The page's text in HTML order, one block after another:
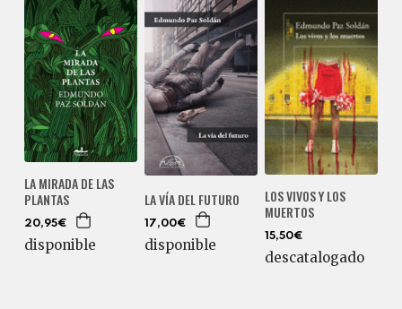
LA MIRADA DE LAS
PLANTAS
20,95€
disponible
LA VÍA DEL FUTURO
17,00€
disponible
LOS VIVOS Y LOS
MUERTOS
15,50€
descatalogado